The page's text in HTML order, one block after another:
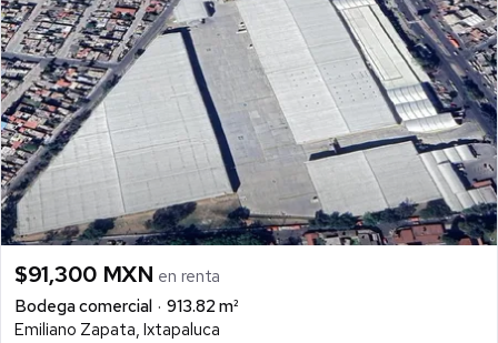
$91,300 MXN en renta
Bodega comercial
913.82 m²
Emiliano Zapata, Ixtapaluca